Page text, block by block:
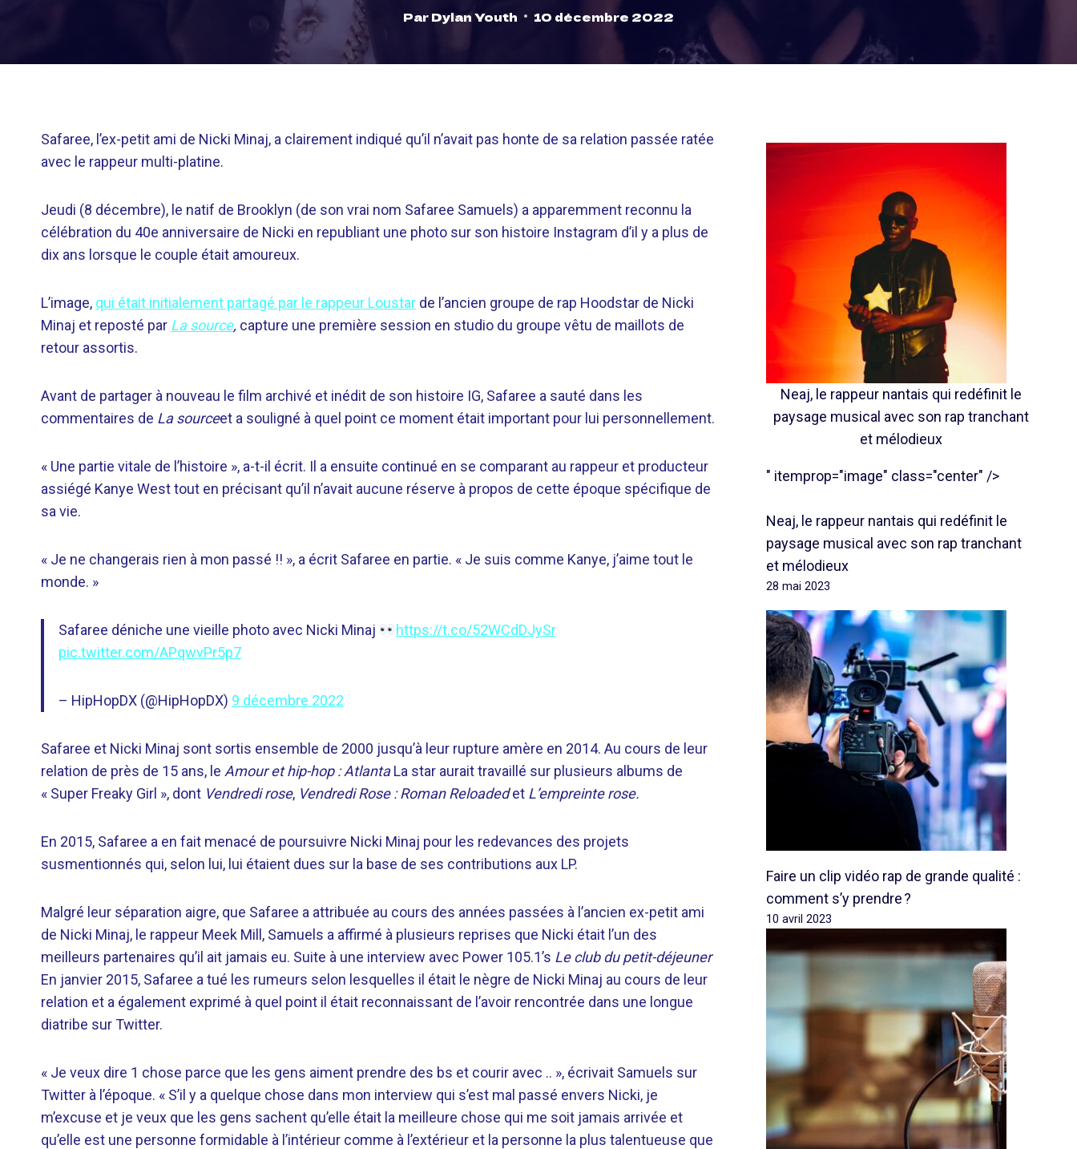
ParDylan Youth 10 décembre 2022
Safaree, l’ex-petit ami de Nicki Minaj, a clairement indiqué qu’il n’avait pas honte de sa relation passée ratée
avec le rappeur multi-platine.
Jeudi (8 décembre), le natif de Brooklyn (de son vrai nom Safaree Samuels) a apparemment reconnu la
célébration du 40e anniversaire de Nicki en republiant une photo sur son histoire Instagram d’il y a plus de
dix ans lorsque le couple était amoureux.
L’image, qui était initialement partagé par le rappeur Loustar de l’ancien groupe de rap Hoodstar de Nicki
Minaj et reposté par La source, capture une première session en studio du groupe vêtu de maillots de
retour assortis.
Avant de partager à nouveau le film archivé et inédit de son histoire IG, Safaree a sauté dans les
commentaires de La sourceet a souligné à quel point ce moment était important pour lui personnellement.
« Une partie vitale de l’histoire », a-t-il écrit. Il a ensuite continué en se comparant au rappeur et producteur
assiégé Kanye West tout en précisant qu’il n’avait aucune réserve à propos de cette époque spécifique de
sa vie.
« Je ne changerais rien à mon passé !! », a écrit Safaree en partie. « Je suis comme Kanye, j’aime tout le
monde. »
Safaree déniche une vieille photo avec Nicki Minaj
https://t.co/52WCdDJySr
pic.twitter.com/APqwvPr5p7
– HipHopDX (@HipHopDX) 9 décembre 2022
Safaree et Nicki Minaj sont sortis ensemble de 2000 jusqu’à leur rupture amère en 2014. Au cours de leur
relation de près de 15 ans, le Amour et hip-hop : AtlantaLa star aurait travaillé sur plusieurs albums de
« Super Freaky Girl », dont Vendredi rose, Vendredi Rose : Roman Reloadedet L’empreinte rose.
En 2015, Safaree a en fait menacé de poursuivre Nicki Minaj pour les redevances des projets
susmentionnés qui, selon lui, lui étaient dues sur la base de ses contributions aux LP.
Malgré leur séparation aigre, que Safaree a attribuée au cours des années passées à l’ancien ex-petit ami
de Nicki Minaj, le rappeur Meek Mill, Samuels a affirmé à plusieurs reprises que Nicki était l’un des
meilleurs partenaires qu’il ait jamais eu. Suite à une interview avec Power 105.1’s Le club du petit-déjeuner
En janvier 2015, Safaree a tué les rumeurs selon lesquelles il était le nègre de Nicki Minaj au cours de leur
relation et a également exprimé à quel point il était reconnaissant de l’avoir rencontrée dans une longue
diatribe sur Twitter.
« Je veux dire 1 chose parce que les gens aiment prendre des bs et courir avec .. », écrivait Samuels sur
Twitter à l’époque. « S’il y a quelque chose dans mon interview qui s’est mal passé envers Nicki, je
m’excuse et je veux que les gens sachent qu’elle était la meilleure chose qui me soit jamais arrivée et
qu’elle est une personne formidable à l’intérieur comme à l’extérieur et la personne la plus talentueuse que
Neaj, le rappeur nantais qui redéfinit le
paysage musical avec son rap tranchant
et mélodieux
" itemprop="image" class="center" />
Neaj, le rappeur nantais qui redéfinit le
paysage musical avec son rap tranchant
et mélodieux
28 mai 2023
Faire un clip vidéo rap de grande qualité :
comment s’y prendre ?
10 avril 2023